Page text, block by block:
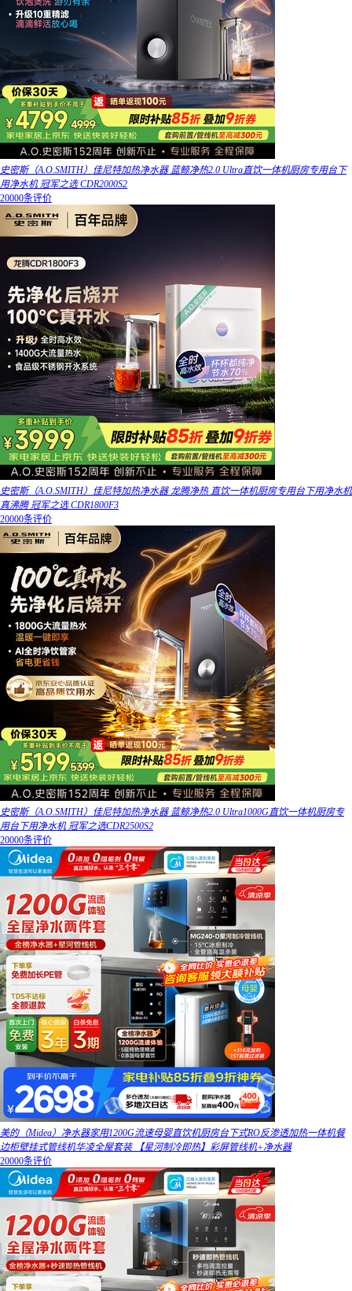
史密斯（A.O.SMITH）佳尼特加热净水器 蓝鲸净热2.0 Ultra直饮一体机厨房专用台下
用净水机 冠军之选 CDR2000S2
20000条评价
史密斯（A.O.SMITH）佳尼特加热净水器 龙腾净热 直饮一体机厨房专用台下用净水机
真沸腾 冠军之选 CDR1800F3
20000条评价
史密斯（A.O.SMITH）佳尼特加热净水器 蓝鲸净热2.0 Ultra1000G直饮一体机厨房专
用台下用净水机 冠军之选CDR2500S2
20000条评价
美的（Midea）净水器家用1200G流速母婴直饮机厨房台下式RO反渗透加热一体机餐
边柜壁挂式管线机华凌全屋套装 【星河制冷即热】彩屏管线机+净水器
20000条评价